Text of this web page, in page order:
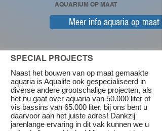
AQUARIUM OP MAAT
Meer info aquaria op maat
SPECIAL PROJECTS
Naast het bouwen van op maat gemaakte
aquaria is Aqualife ook gespecialiseerd in
diverse andere grootschalige projecten, als
het nu gaat over aquaria van 50.000 liter of
vis bassins van 65.000 liter, bij ons bent u
daarvoor aan het juiste adres! Dankzij
jarenlange ervaring in dit vak kunnen we u